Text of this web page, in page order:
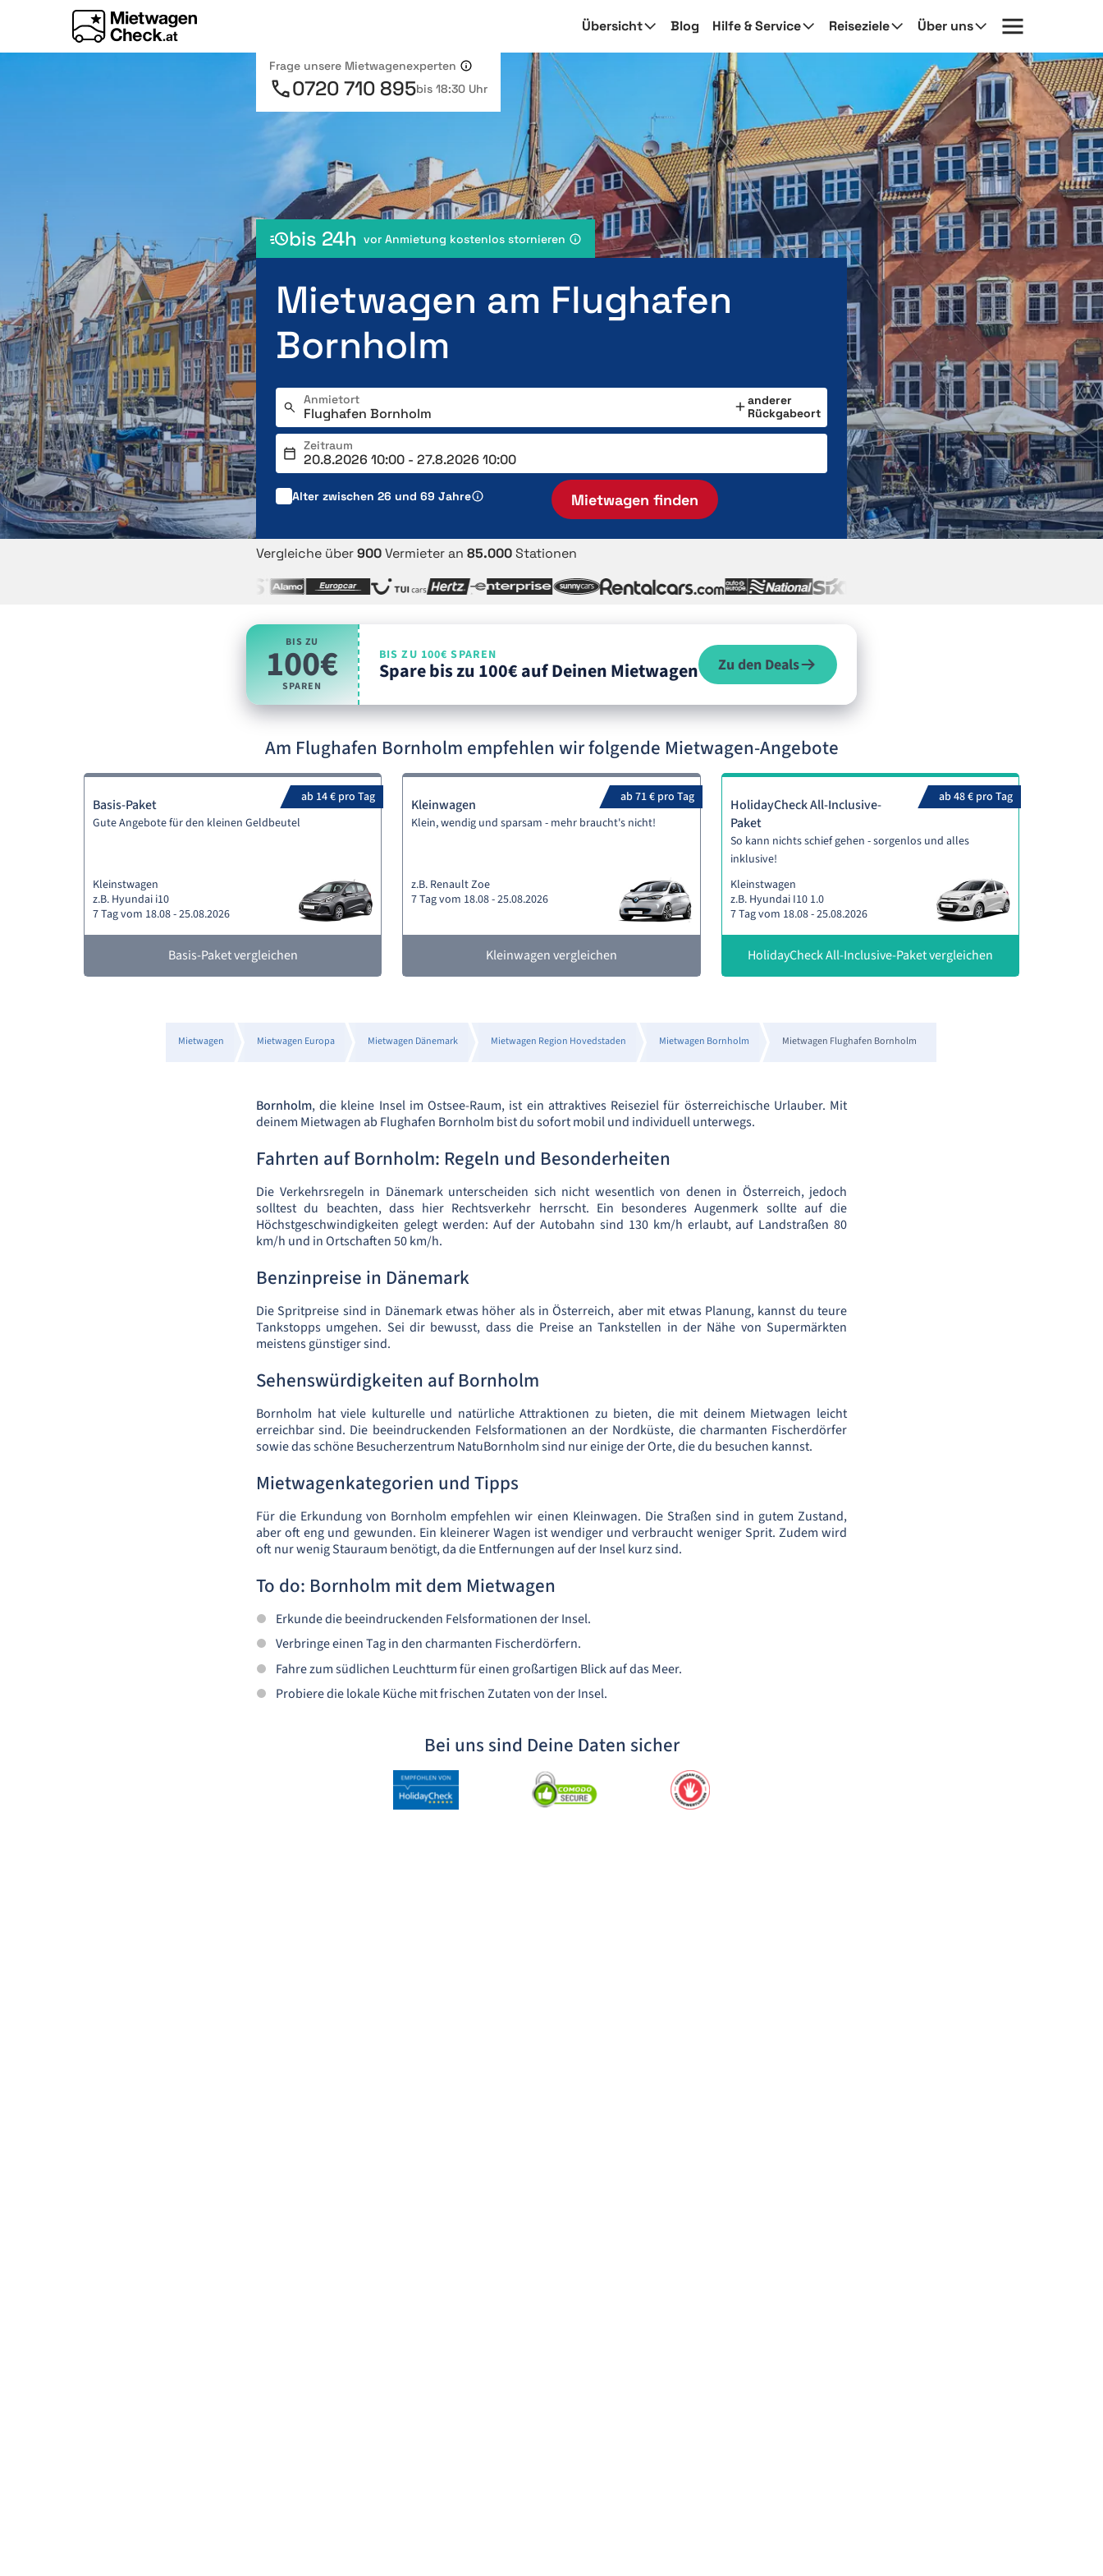
Übersicht Blog Hilfe & Service Reiseziele Über uns
Frage unsere Mietwagenexperten
0720 710 895bis 18:30 Uhr
bis 24h vor Anmietung kostenlos stornieren
Mietwagen am Flughafen
Bornholm
Anmietort
anderer
Rückgabeort
Zeitraum
Alter zwischen 26 und 69 Jahre Mietwagen finden
Vergleiche über900Vermieter an 85.000Stationen
BIS ZU
100€
SPAREN
BIS ZU 100€ SPAREN
Spare bis zu 100€ auf Deinen Mietwagen Zu den Deals
Am Flughafen Bornholm empfehlen wir folgende Mietwagen-Angebote
ab 14 € pro Tag
Basis-Paket
Gute Angebote für den kleinen Geldbeutel
Kleinstwagen
z.B. Hyundai i10
7 Tag vom 18.08 - 25.08.2026
Basis-Paket vergleichen
ab 71 € pro Tag
Kleinwagen
Klein, wendig und sparsam - mehr braucht's nicht!
z.B. Renault Zoe
7 Tag vom 18.08 - 25.08.2026
Kleinwagen vergleichen
ab 48 € pro Tag
HolidayCheck All-Inclusive-
Paket
So kann nichts schief gehen - sorgenlos und alles
inklusive!
Kleinstwagen
z.B. Hyundai I10 1.0
7 Tag vom 18.08 - 25.08.2026
HolidayCheck All-Inclusive-Paket vergleichen
Mietwagen Mietwagen Europa Mietwagen Dänemark Mietwagen Region Hovedstaden Mietwagen Bornholm Mietwagen Flughafen Bornholm
Bornholm, die kleine Insel im Ostsee-Raum, ist ein attraktives Reiseziel für österreichische Urlauber. Mit
deinem Mietwagen ab Flughafen Bornholm bist du sofort mobil und individuell unterwegs.
Fahrten auf Bornholm: Regeln und Besonderheiten
Die Verkehrsregeln in Dänemark unterscheiden sich nicht wesentlich von denen in Österreich, jedoch
solltest du beachten, dass hier Rechtsverkehr herrscht. Ein besonderes Augenmerk sollte auf die
Höchstgeschwindigkeiten gelegt werden: Auf der Autobahn sind 130 km/h erlaubt, auf Landstraßen 80
km/h und in Ortschaften 50 km/h.
Benzinpreise in Dänemark
Die Spritpreise sind in Dänemark etwas höher als in Österreich, aber mit etwas Planung, kannst du teure
Tankstopps umgehen. Sei dir bewusst, dass die Preise an Tankstellen in der Nähe von Supermärkten
meistens günstiger sind.
Sehenswürdigkeiten auf Bornholm
Bornholm hat viele kulturelle und natürliche Attraktionen zu bieten, die mit deinem Mietwagen leicht
erreichbar sind. Die beeindruckenden Felsformationen an der Nordküste, die charmanten Fischerdörfer
sowie das schöne Besucherzentrum NatuBornholm sind nur einige der Orte, die du besuchen kannst.
Mietwagenkategorien und Tipps
Für die Erkundung von Bornholm empfehlen wir einen Kleinwagen. Die Straßen sind in gutem Zustand,
aber oft eng und gewunden. Ein kleinerer Wagen ist wendiger und verbraucht weniger Sprit. Zudem wird
oft nur wenig Stauraum benötigt, da die Entfernungen auf der Insel kurz sind.
To do: Bornholm mit dem Mietwagen
Erkunde die beeindruckenden Felsformationen der Insel.
Verbringe einen Tag in den charmanten Fischerdörfern.
Fahre zum südlichen Leuchtturm für einen großartigen Blick auf das Meer.
Probiere die lokale Küche mit frischen Zutaten von der Insel.
Bei uns sind Deine Daten sicher